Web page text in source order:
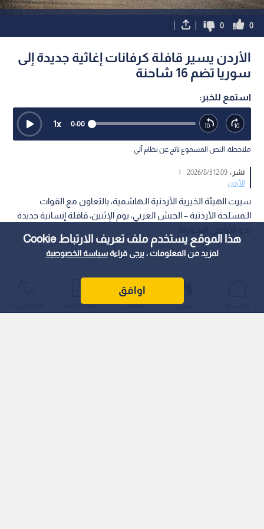
هذا الموقع يستخدم ملف تعريف الارتباط Cookie
لمزيد من المعلومات ، يرجى قراءةسياسة الخصوصية
اوافق
0
0
الأردن يسير قافلة كرفانات إغاثية جديدة إلى
سوريا تضم 16 شاحنة
استمع للخبر:
0:00
1x
ملاحظة: النص المسموع ناتج عن نظام آلي
نشر :12:09 2026/8/3
|
الأردن
سيرت الهيئة الخيرية الأردنية الـهاشمية، بالتعاون مع القوات
الـمسلحة الأردنية – الجيش العربي، يوم الإثنين، قافلة إنسانية جديدة
عواجل المباشر أحدث الأخبار